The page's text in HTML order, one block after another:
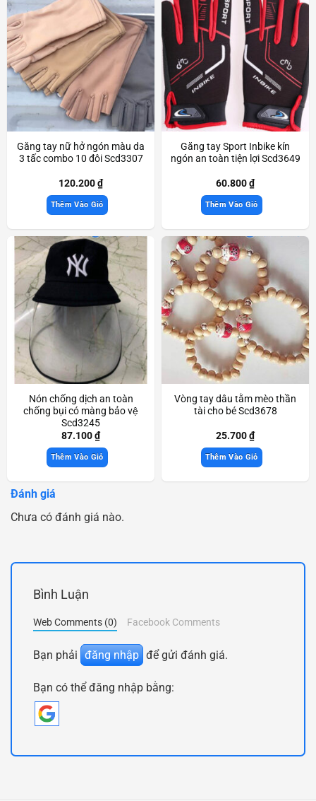
Găng tay nữ hở ngón màu da
3 tấc combo 10 đôi Scd3307
120.200₫
Thêm Vào Giỏ
Găng tay Sport Inbike kín
ngón an toàn tiện lợi Scd3649
60.800₫
Thêm Vào Giỏ
Nón chống dịch an toàn
chống bụi có màng bảo vệ
Scd3245
87.100₫
Thêm Vào Giỏ
Vòng tay dâu tằm mèo thần
tài cho bé Scd3678
25.700₫
Thêm Vào Giỏ
Đánh giá
Chưa có đánh giá nào.
Bình Luận
Web Comments (0) Facebook Comments
Bạn phải đăng nhập để gửi đánh giá.
Bạn có thể đăng nhập bằng: